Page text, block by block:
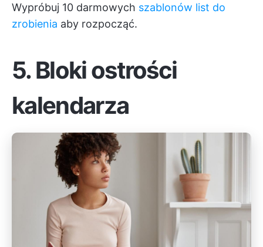
Wypróbuj 10 darmowych szablonów list do
zrobienia aby rozpocząć.
5. Bloki ostrości
kalendarza